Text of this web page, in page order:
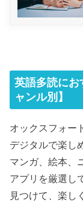
英語多読に
ャンル別】
オックスフォー
デジタルで楽し
マンガ、絵本、
アプリを厳選し
見つけて、楽し